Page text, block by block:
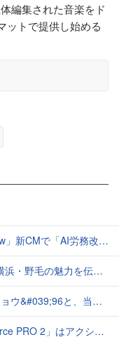
編集された音楽をド
ットで提供し始める
AIが分析したら「すぐに休んで」と言われる？
毛の魅力を伝えるCM
ーム10本：レトロゲーム浪漫街道
クションカムとしても優秀